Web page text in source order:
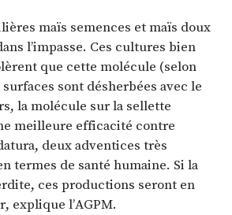
maïs semences et maïs doux
l’impasse. Ces cultures bien
que cette molécule (selon
sont désherbées avec le
la molécule sur la sellette
meilleure efficacité contre
deux adventices très
termes de santé humaine. Si la
ces productions seront en
explique l’AGPM.